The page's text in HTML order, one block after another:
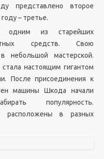
представлено второе
– третье.
одним из старейших
средств. Свою
небольшой мастерской.
настоящим гигантом
После присоединения к
машины Шкода начали
популярность.
расположены в разных